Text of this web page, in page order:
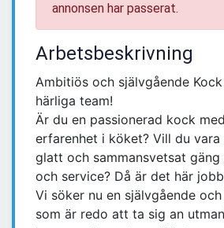
annonsen har passerat.
Arbetsbeskrivning
Ambitiös och självgående
härliga team!
Är du en passionerad kock
erfarenhet i köket? Vill du
glatt och sammansvetsat gäng
och service? Då är det här
Vi söker nu en självgående
som är redo att ta sig an